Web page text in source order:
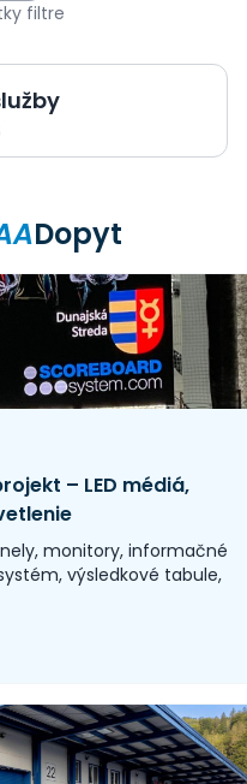
filtre
Dopyt
– LED médiá,
monitory, informačné
výsledkové tabule,